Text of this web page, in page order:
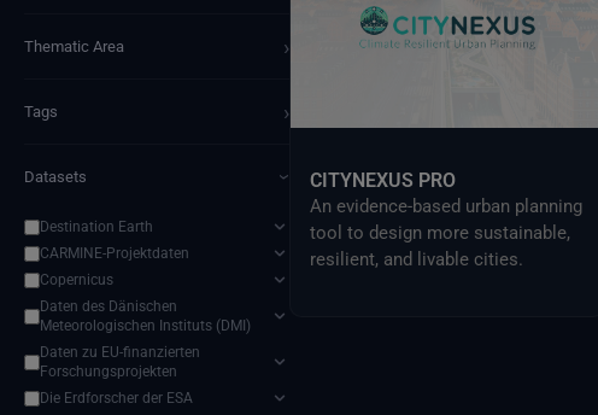
Thematic Area ›
Tags ›
Datasets ›
Destination Earth
CARMINE-Projektdaten
Copernicus
Daten des Dänischen
Meteorologischen Instituts (DMI)
Daten zu EU-finanzierten
Forschungsprojekten
Die Erdforscher der ESA
CITYNEXUS PRO
An evidence-based urban planning
tool to design more sustainable,
resilient, and livable cities.